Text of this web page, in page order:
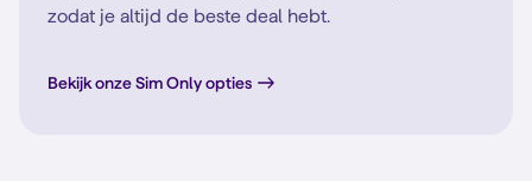
zodat je altijd de beste deal hebt.
Bekijk onze Sim Only opties